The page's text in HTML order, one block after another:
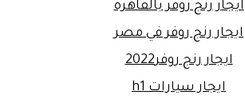
ايجار رنج روفر بالقاهرة
ايجار رنج روفر في مصر
ايجار رنج روفر2022
ايجار سيارات h1